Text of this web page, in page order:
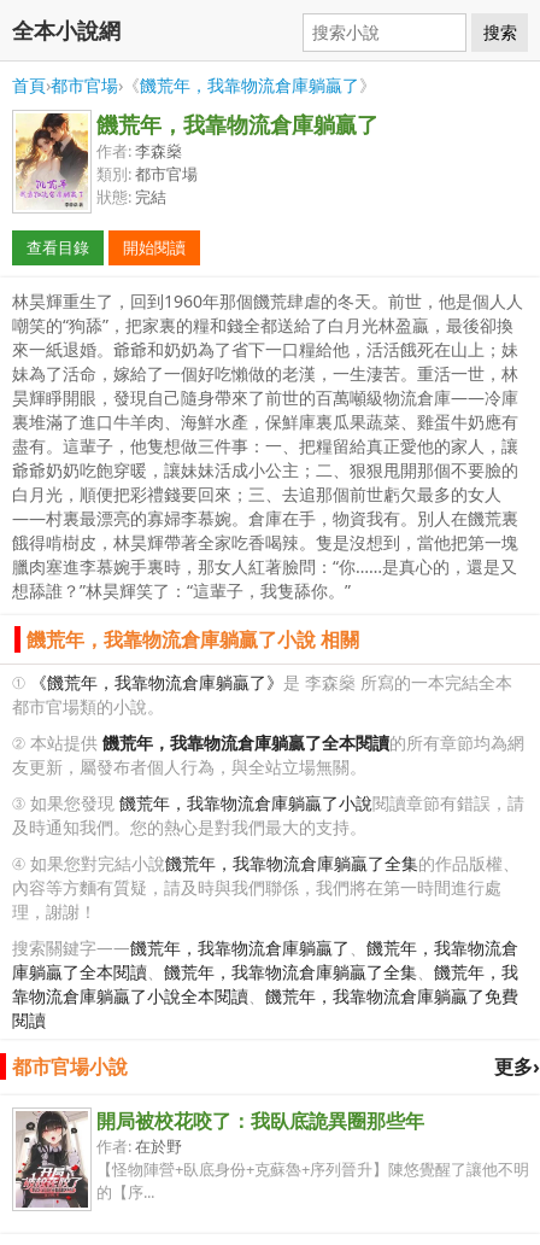
全本小說網 搜索
首頁›都市官場›《饑荒年，我靠物流倉庫躺贏了》
饑荒年，我靠物流倉庫躺贏了
作者:李森燊
類別:都市官場
狀態: 完結
查看目錄 開始閱讀
林昊輝重生了，回到1960年那個饑荒肆虐的冬天。前世，他是個人人
嘲笑的“狗舔”，把家裏的糧和錢全都送給了白月光林盈贏，最後卻換
來一紙退婚。爺爺和奶奶為了省下一口糧給他，活活餓死在山上；妹
妹為了活命，嫁給了一個好吃懶做的老漢，一生淒苦。重活一世，林
昊輝睜開眼，發現自己隨身帶來了前世的百萬噸級物流倉庫——冷庫
裏堆滿了進口牛羊肉、海鮮水產，保鮮庫裏瓜果蔬菜、雞蛋牛奶應有
盡有。這輩子，他隻想做三件事：一、把糧留給真正愛他的家人，讓
爺爺奶奶吃飽穿暖，讓妹妹活成小公主；二、狠狠甩開那個不要臉的
白月光，順便把彩禮錢要回來；三、去追那個前世虧欠最多的女人
——村裏最漂亮的寡婦李慕婉。倉庫在手，物資我有。別人在饑荒裏
餓得啃樹皮，林昊輝帶著全家吃香喝辣。隻是沒想到，當他把第一塊
臘肉塞進李慕婉手裏時，那女人紅著臉問：“你……是真心的，還是又
想舔誰？”林昊輝笑了：“這輩子，我隻舔你。”
饑荒年，我靠物流倉庫躺贏了小說 相關
① 《饑荒年，我靠物流倉庫躺贏了》 是 李森燊 所寫的一本完結全本
都市官場類的小說。
② 本站提供 饑荒年，我靠物流倉庫躺贏了全本閱讀的所有章節均為網
友更新，屬發布者個人行為，與全站立場無關。
③ 如果您發現 饑荒年，我靠物流倉庫躺贏了小說閱讀章節有錯誤，請
及時通知我們。您的熱心是對我們最大的支持。
④ 如果您對完結小說饑荒年，我靠物流倉庫躺贏了全集的作品版權、
內容等方麵有質疑，請及時與我們聯係，我們將在第一時間進行處
理，謝謝！
搜索關鍵字——饑荒年，我靠物流倉庫躺贏了 、 饑荒年，我靠物流倉
庫躺贏了全本閱讀、 饑荒年，我靠物流倉庫躺贏了全集、 饑荒年，我
靠物流倉庫躺贏了小說全本閱讀、 饑荒年，我靠物流倉庫躺贏了免費
閱讀
更多›
都市官場小說
開局被校花咬了：我臥底詭異圈那些年
作者:在於野
【怪物陣營+臥底身份+克蘇魯+序列晉升】陳悠覺醒了讓他不明
的【序...